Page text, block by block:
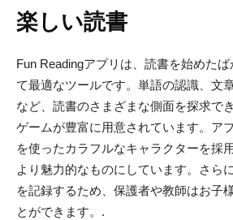
楽しい読書
Fun Readingアプリは、読書を始めた
て最適なツールです。単語の認識、文
など、読書のさまざまな側面を探求で
ゲームが豊富に用意されています。ア
を使ったカラフルなキャラクターを採
より魅力的なものにしています。さら
を記録するため、保護者や教師はお子
とができます。.